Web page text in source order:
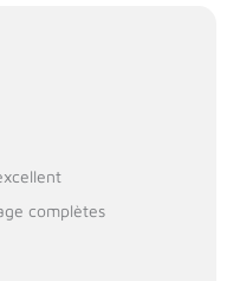
complètes